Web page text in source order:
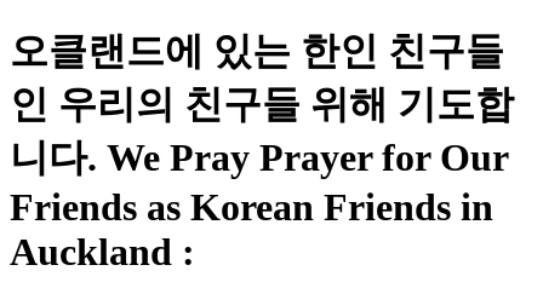
오클랜드에 있는 한인 친구들
인 우리의 친구들 위해 기도합
니다. We Pray Prayer for Our
Friends as Korean Friends in
Auckland :